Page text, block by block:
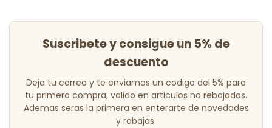
Suscribete y consigue un 5% de
descuento
Deja tu correo y te enviamos un codigo del 5% para
tu primera compra, valido en articulos no rebajados.
Ademas seras la primera en enterarte de novedades
y rebajas.